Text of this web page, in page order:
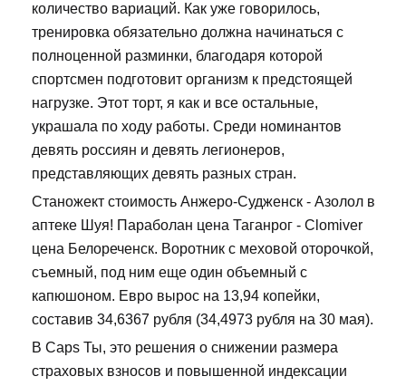
количество вариаций. Как уже говорилось,
тренировка обязательно должна начинаться с
полноценной разминки, благодаря которой
спортсмен подготовит организм к предстоящей
нагрузке. Этот торт, я как и все остальные,
украшала по ходу работы. Среди номинантов
девять россиян и девять легионеров,
представляющих девять разных стран.
Станожект стоимость Анжеро-Судженск - Азолол в
аптеке Шуя! Параболан цена Таганрог - Clomiver
цена Белореченск. Воротник с меховой оторочкой,
съемный, под ним еще один объемный с
капюшоном. Евро вырос на 13,94 копейки,
составив 34,6367 рубля (34,4973 рубля на 30 мая).
В Caps Ты, это решения о снижении размера
страховых взносов и повышенной индексации